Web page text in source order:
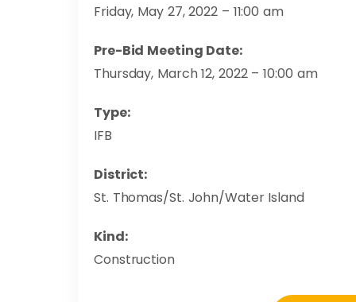
Friday, May 27, 2022 – 11:00 am
Pre-Bid Meeting Date:
Thursday, March 12, 2022 – 10:00 am
Type:
IFB
District:
St. Thomas/St. John/Water Island
Kind:
Construction